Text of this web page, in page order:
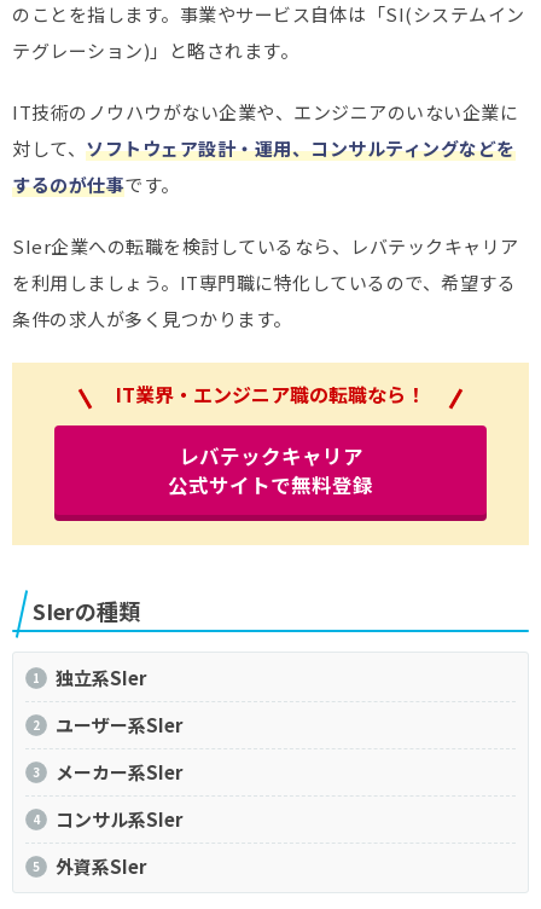
のことを指します。事業やサービス自体は「SI(システムイン
テグレーション)」と略されます。
IT技術のノウハウがない企業や、エンジニアのいない企業に
対して、 ソフトウェア設計・運用、コンサルティングなどを
するのが仕事です。
SIer企業への転職を検討しているなら、レバテックキャリア
を利用しましょう。IT専門職に特化しているので、希望する
条件の求人が多く見つかります。
IT業界・エンジニア職の転職なら！
レバテックキャリア
公式サイトで無料登録
SIerの種類
独立系SIer
ユーザー系SIer
メーカー系SIer
コンサル系SIer
外資系SIer